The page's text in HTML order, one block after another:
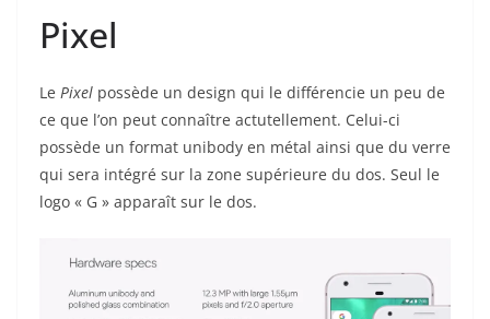
Pixel
Le Pixel possède un design qui le différencie un peu de
ce que l’on peut connaître actutellement. Celui-ci
possède un format unibody en métal ainsi que du verre
qui sera intégré sur la zone supérieure du dos. Seul le
logo « G » apparaît sur le dos.